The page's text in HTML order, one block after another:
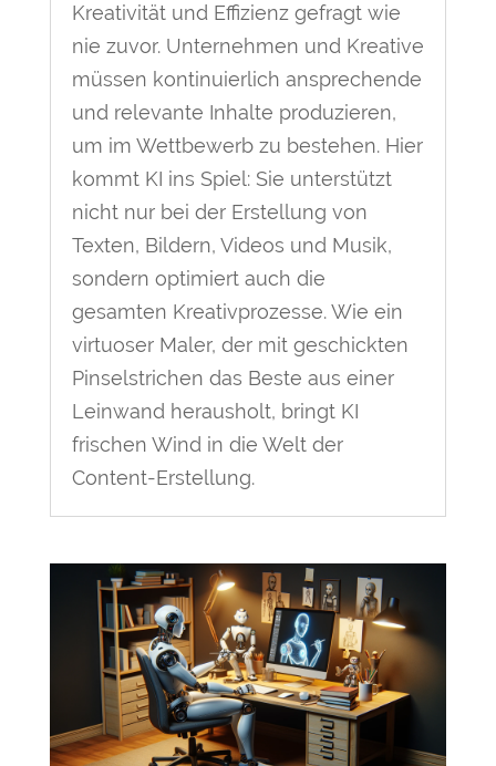
Kreativität und Effizienz gefragt wie
nie zuvor. Unternehmen und Kreative
müssen kontinuierlich ansprechende
und relevante Inhalte produzieren,
um im Wettbewerb zu bestehen. Hier
kommt KI ins Spiel: Sie unterstützt
nicht nur bei der Erstellung von
Texten, Bildern, Videos und Musik,
sondern optimiert auch die
gesamten Kreativprozesse. Wie ein
virtuoser Maler, der mit geschickten
Pinselstrichen das Beste aus einer
Leinwand herausholt, bringt KI
frischen Wind in die Welt der
Content-Erstellung.